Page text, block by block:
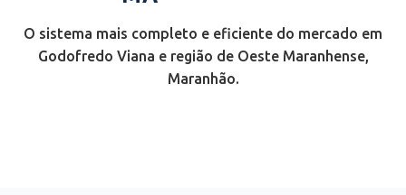
O sistema mais completo e eficiente do mercado em
Godofredo Viana e região de Oeste Maranhense,
Maranhão.